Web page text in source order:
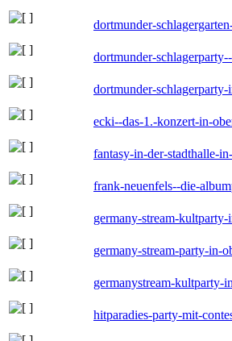
dortmunder-
dortmunder-
dortmunder-
ecki--das-1.-konzert-in-
fantasy-in-der-stadthalle-
frank-neuenfels--die-
germany-stream-kultparty-
germany-stream-party-in-
germanystream-kultparty-
hitparadies-party-mit-